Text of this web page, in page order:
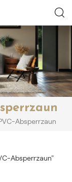
Absperrzaun
Absperrzaun"